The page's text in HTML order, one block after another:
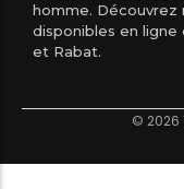
homme.
disponibles en ligne
et Rabat.
© 2026